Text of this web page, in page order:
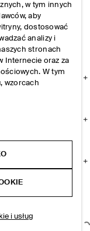
SLIP DRESS
w tym innych
aby
dostosować
analizy i
stronach
Internecie oraz za
W tym
wzorcach
i usług